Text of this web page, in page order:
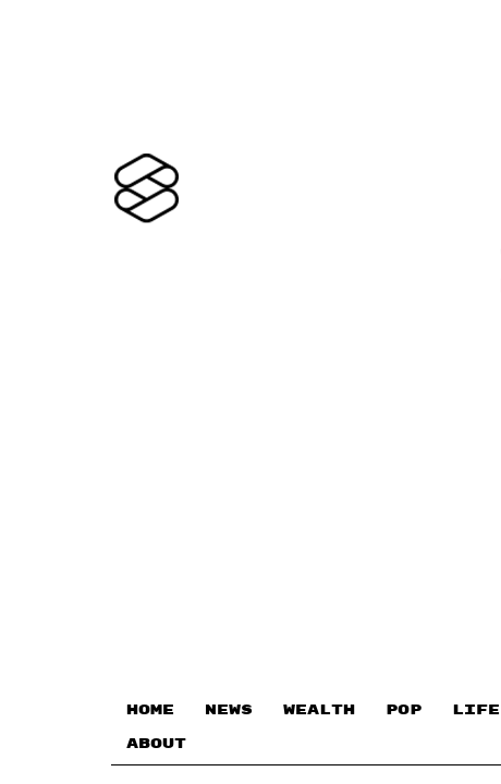
HOME NEWS WEALTH POP LIFE
ABOUT